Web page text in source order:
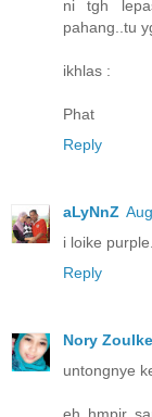
ni tgh
pahang..tu
ikhlas :
Phat
Reply
aLyNnZ
i loike
Reply
Nory
untongnye